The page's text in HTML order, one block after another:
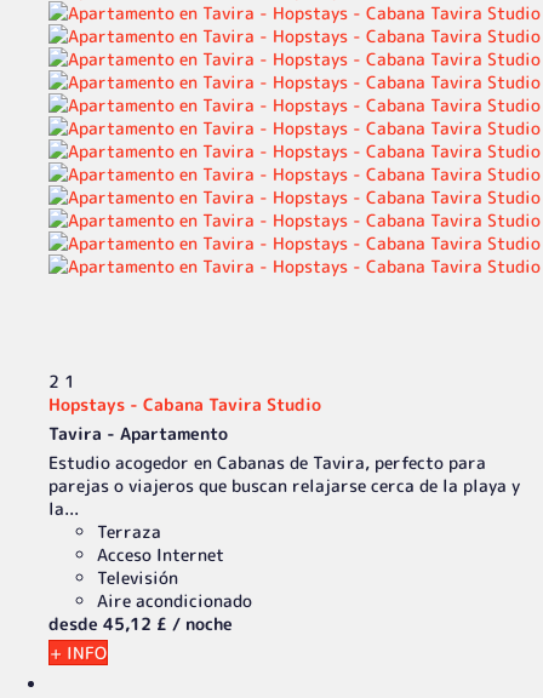
2 1
Hopstays - Cabana Tavira Studio
Tavira - Apartamento
Estudio acogedor en Cabanas de Tavira, perfecto para
parejas o viajeros que buscan relajarse cerca de la playa y
la...
Terraza
Acceso Internet
Televisión
Aire acondicionado
desde 45,12 £ / noche
+ INFO